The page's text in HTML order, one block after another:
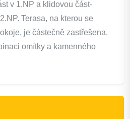
v 1.NP a klidovou část-
Terasa, na kterou se
je částečně zastřešena.
omítky a kamenného